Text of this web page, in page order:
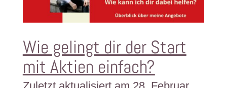
Wie gelingt dir der Start
mit Aktien einfach?